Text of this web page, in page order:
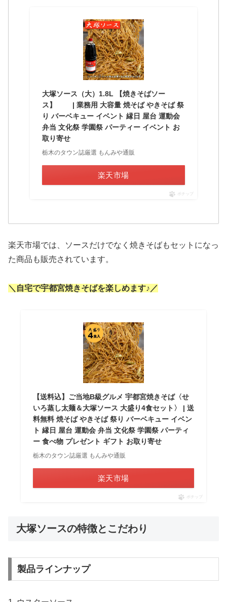
大塚ソース（大）1.8L 【焼きそばソー
ス】 | 業務用 大容量 焼そば やきそば 祭
り バーベキュー イベント 縁日 屋台 運動会
弁当 文化祭 学園祭 パーティー イベント お
取り寄せ
栃木のタウン誌厳選 もんみや通販
楽天市場
ポチップ
楽天市場では、ソースだけでなく焼きそばもセットになっ
た商品も販売されています。
＼自宅で宇都宮焼きそばを楽しめます♪／
【送料込】ご当地B級グルメ 宇都宮焼きそば〈せ
いろ蒸し太麺＆大塚ソース 大盛り4食セット〉 | 送
料無料 焼そば やきそば 祭り バーベキュー イベン
ト 縁日 屋台 運動会 弁当 文化祭 学園祭 パーティ
ー 食べ物 プレゼント ギフト お取り寄せ
栃木のタウン誌厳選 もんみや通販
楽天市場
ポチップ
大塚ソースの特徴とこだわり
製品ラインナップ